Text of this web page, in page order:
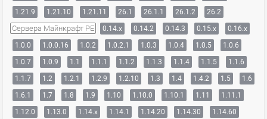
1.21.9
1.21.10 1.21.11 26.1 26.1.1 26.1.2 26.2
Сервера Майнкрафт PE 0.14.x 0.14.2 0.14.3 0.15.x
0.16.x
1.0.0
1.0.0.16 1.0.2 1.0.2.1 1.0.3 1.0.4 1.0.5
1.0.6
1.0.7
1.0.9 1.1 1.1.1 1.1.2 1.1.3 1.1.4 1.1.5
1.1.6
1.1.7
1.2 1.2.1 1.2.9 1.2.10 1.3 1.4 1.4.2 1.5
1.6
1.6.1
1.7 1.8 1.9 1.10 1.10.0 1.10.1 1.11
1.11.1
1.12.0
1.13.0 1.14.x 1.14.1 1.14.20 1.14.30
1.14.60